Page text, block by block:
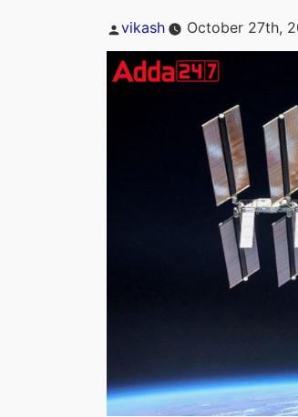
Posted
vikash October 27th,